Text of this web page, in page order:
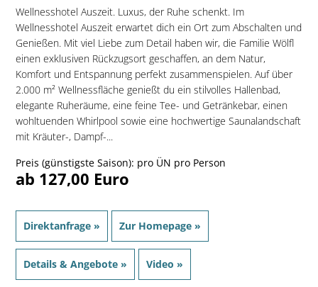
Wellnesshotel Auszeit. Luxus, der Ruhe schenkt. Im
Wellnesshotel Auszeit erwartet dich ein Ort zum Abschalten und
Genießen. Mit viel Liebe zum Detail haben wir, die Familie Wölfl
einen exklusiven Rückzugsort geschaffen, an dem Natur,
Komfort und Entspannung perfekt zusammenspielen. Auf über
2.000 m² Wellnessfläche genießt du ein stilvolles Hallenbad,
elegante Ruheräume, eine feine Tee- und Getränkebar, einen
wohltuenden Whirlpool sowie eine hochwertige Saunalandschaft
mit Kräuter-, Dampf-...
Preis (günstigste Saison): pro ÜN pro Person
ab 127,00 Euro
Direktanfrage » Zur Homepage »
Details & Angebote » Video »